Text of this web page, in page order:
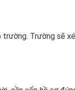
Trường sẽ